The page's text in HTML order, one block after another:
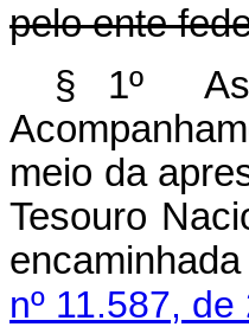
pelo ente
§ 1º As
meio da
Tesouro
nº 11.587, de